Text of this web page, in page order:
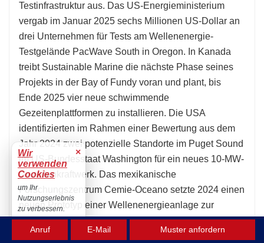
Testinfrastruktur aus. Das US-Energieministerium
vergab im Januar 2025 sechs Millionen US-Dollar an
drei Unternehmen für Tests am Wellenenergie-
Testgelände PacWave South in Oregon. In Kanada
treibt Sustainable Marine die nächste Phase seines
Projekts in der Bay of Fundy voran und plant, bis
Ende 2025 vier neue schwimmende
Gezeitenplattformen zu installieren. Die USA
identifizierten im Rahmen einer Bewertung aus dem
Jahr 2024 zwei potenzielle Standorte im Puget Sound
im US-Bundesstaat Washington für ein neues 10-MW-
Gezeitenkraftwerk. Das mexikanische
Forschungszentrum Cemie-Oceano setzte 2024 einen
neuen Prototyp einer Wellenenergieanlage zur
Evaluierung ein. Das US-amerikanische Nationale
Labor für Erneuerbare Energien (NREL) begann 2024
Anruf E-Mail Muster anfordern
Wir
verwenden
Cookies
×
um Ihr
Nutzungserlebnis
zu verbessern.